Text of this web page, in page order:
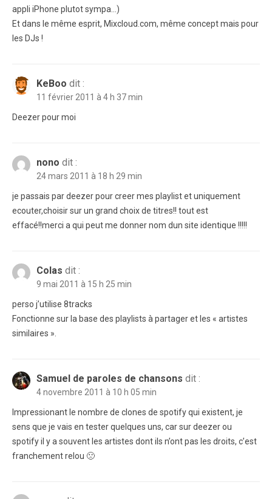
appli iPhone plutot sympa…)
Et dans le même esprit, Mixcloud.com, même concept mais pour
les DJs !
KeBoo dit :
11 février 2011 à 4 h 37 min
Deezer pour moi
nono dit :
24 mars 2011 à 18 h 29 min
je passais par deezer pour creer mes playlist et uniquement
ecouter,choisir sur un grand choix de titres!! tout est
effacé!!merci a qui peut me donner nom dun site identique !!!!!
Colas dit :
9 mai 2011 à 15 h 25 min
perso j’utilise 8tracks
Fonctionne sur la base des playlists à partager et les « artistes
similaires ».
Samuel de paroles de chansons dit :
4 novembre 2011 à 10 h 05 min
Impressionant le nombre de clones de spotify qui existent, je
sens que je vais en tester quelques uns, car sur deezer ou
spotify il y a souvent les artistes dont ils n’ont pas les droits, c’est
franchement relou 🙁